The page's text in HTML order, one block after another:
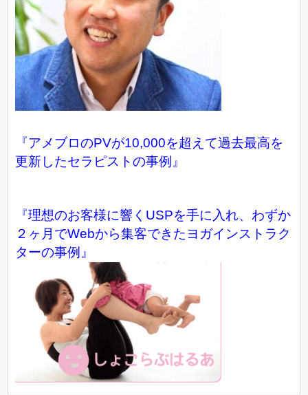
『アメブロのPVが10,000を超えて過去最高を
更新したセラピストの事例』
『理想のお客様に響くUSPを手に入れ、わずか
２ヶ月でWebから集客できたヨガインストラク
ターの事例』